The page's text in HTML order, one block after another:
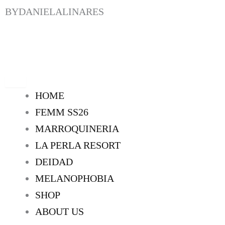
IRBYDANIELALINARES
HOME
FEMM SS26
MARROQUINERIA
LA PERLA RESORT
DEIDAD
MELANOPHOBIA
SHOP
ABOUT US